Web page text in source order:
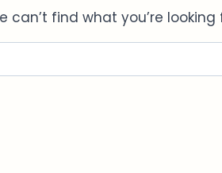
can’t find what you’re